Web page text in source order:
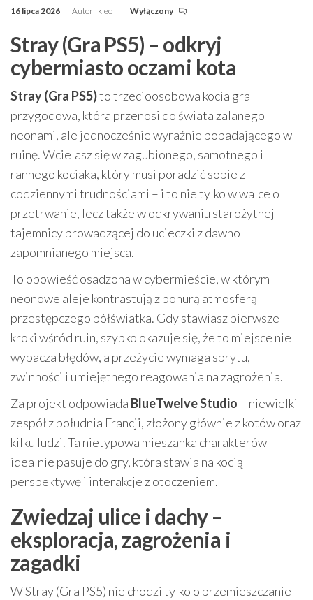
16 lipca 2026 Autor kleo Wyłączony
Stray (Gra PS5) – odkryj
cybermiasto oczami kota
Stray (Gra PS5)to trzecioosobowa kocia gra
przygodowa, która przenosi do świata zalanego
neonami, ale jednocześnie wyraźnie popadającego w
ruinę. Wcielasz się w zagubionego, samotnego i
rannego kociaka, który musi poradzić sobie z
codziennymi trudnościami – i to nie tylko w walce o
przetrwanie, lecz także w odkrywaniu starożytnej
tajemnicy prowadzącej do ucieczki z dawno
zapomnianego miejsca.
To opowieść osadzona w cybermieście, w którym
neonowe aleje kontrastują z ponurą atmosferą
przestępczego półświatka. Gdy stawiasz pierwsze
kroki wśród ruin, szybko okazuje się, że to miejsce nie
wybacza błędów, a przeżycie wymaga sprytu,
zwinności i umiejętnego reagowania na zagrożenia.
Za projekt odpowiada BlueTwelve Studio – niewielki
zespół z południa Francji, złożony głównie z kotów oraz
kilku ludzi. Ta nietypowa mieszanka charakterów
idealnie pasuje do gry, która stawia na kocią
perspektywę i interakcje z otoczeniem.
Zwiedzaj ulice i dachy –
eksploracja, zagrożenia i
zagadki
W Stray (Gra PS5) nie chodzi tylko o przemieszczanie